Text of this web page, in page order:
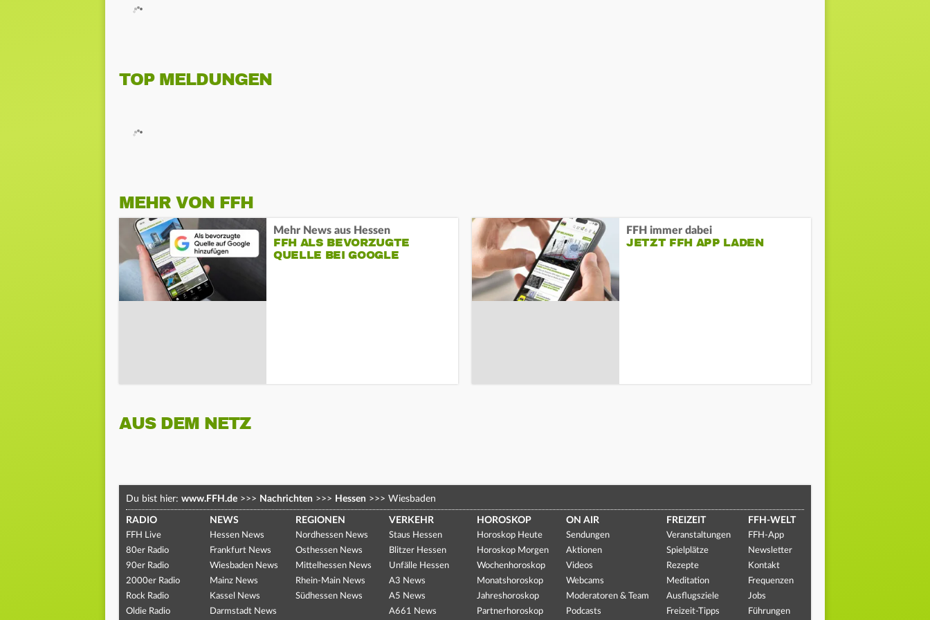
TOP MELDUNGEN
MEHR VON FFH
Mehr News aus Hessen
FFH ALS BEVORZUGTE
QUELLE BEI GOOGLE
FFH immer dabei
JETZT FFH APP LADEN
AUS DEM NETZ
Du bist hier: www.FFH.de >>> Nachrichten >>> Hessen >>> Wiesbaden
RADIO
FFH Live
80er Radio
90er Radio
2000er Radio
Rock Radio
Oldie Radio
NEWS
Hessen News
Frankfurt News
Wiesbaden News
Mainz News
Kassel News
Darmstadt News
REGIONEN
Nordhessen News
Osthessen News
Mittelhessen News
Rhein-Main News
Südhessen News
VERKEHR
Staus Hessen
Blitzer Hessen
Unfälle Hessen
A3 News
A5 News
A661 News
HOROSKOP
Horoskop Heute
Horoskop Morgen
Wochenhoroskop
Monatshoroskop
Jahreshoroskop
Partnerhoroskop
ON AIR
Sendungen
Aktionen
Videos
Webcams
Moderatoren & Team
Podcasts
FREIZEIT
Veranstaltungen
Spielplätze
Rezepte
Meditation
Ausflugsziele
Freizeit-Tipps
FFH-WELT
FFH-App
Newsletter
Kontakt
Frequenzen
Jobs
Führungen